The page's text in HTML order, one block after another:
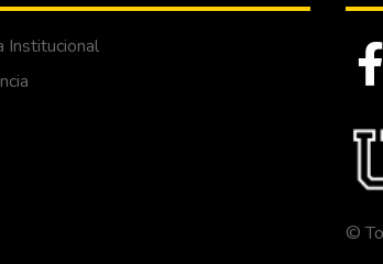
Institucional
©